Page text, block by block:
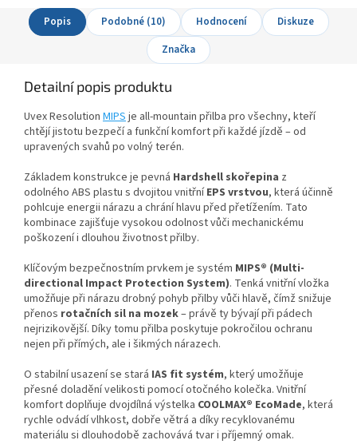
Popis Podobné (10) Hodnocení
Diskuze
Značka
Detailní popis produktu
Uvex Resolution MIPS je all-mountain přilba pro všechny, kteří
chtějí jistotu bezpečí a funkční komfort při každé jízdě – od
upravených svahů po volný terén.
Základem konstrukce je pevná Hardshell skořepina z
odolného ABS plastu s dvojitou vnitřníEPS vrstvou, která účinně
pohlcuje energii nárazu a chrání hlavu před přetížením. Tato
kombinace zajišťuje vysokou odolnost vůči mechanickému
poškození i dlouhou životnost přilby.
Klíčovým bezpečnostním prvkem je systém MIPS® (Multi-
directional Impact Protection System). Tenká vnitřní vložka
umožňuje při nárazu drobný pohyb přilby vůči hlavě, čímž snižuje
přenos rotačních sil na mozek– právě ty bývají při pádech
nejrizikovější. Díky tomu přilba poskytuje pokročilou ochranu
nejen při přímých, ale i šikmých nárazech.
O stabilní usazení se stará IAS fit systém, který umožňuje
přesné doladění velikosti pomocí otočného kolečka. Vnitřní
komfort doplňuje dvojdílná výstelka COOLMAX® EcoMade, která
rychle odvádí vlhkost, dobře větrá a díky recyklovanému
materiálu si dlouhodobě zachovává tvar i příjemný omak.